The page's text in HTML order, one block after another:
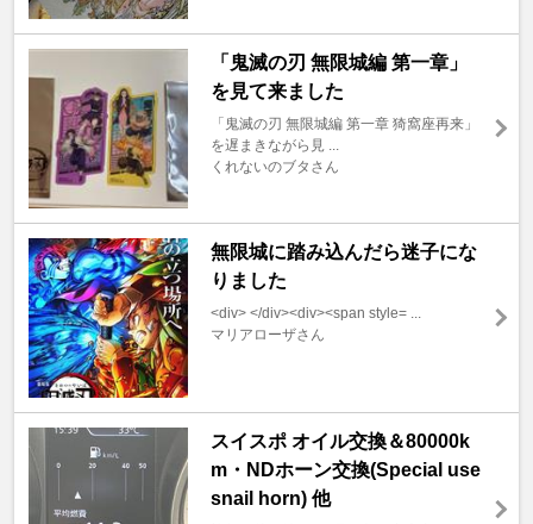
「鬼滅の刃 無限城編 第一章」
を見て来ました
「鬼滅の刃 無限城編 第一章 猗窩座再来」
を遅まきながら見 ...
くれないのブタさん
無限城に踏み込んだら迷子にな
りました
<div> </div><div><span style= ...
マリアローザさん
スイスポ オイル交換＆80000k
m・NDホーン交換(Special use
snail horn) 他